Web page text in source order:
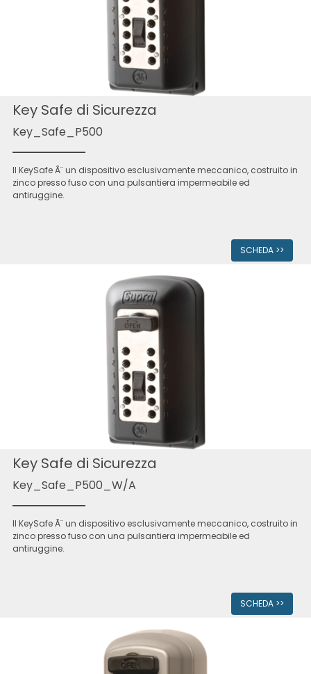
Key Safe di Sicurezza
Key_Safe_P500
Il KeySafe Ã¨ un dispositivo esclusivamente meccanico, costruito in
zinco presso fuso con una pulsantiera impermeabile ed
antiruggine.
SCHEDA >>
Key Safe di Sicurezza
Key_Safe_P500_W/A
Il KeySafe Ã¨ un dispositivo esclusivamente meccanico, costruito in
zinco presso fuso con una pulsantiera impermeabile ed
antiruggine.
SCHEDA >>